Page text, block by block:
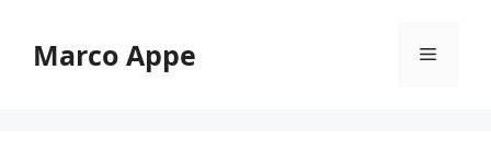
contenuto
Marco Appe Menu